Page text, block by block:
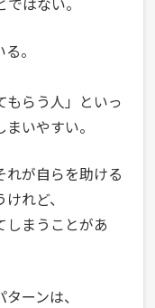
。
もらう人」といっ
いやすい。
れが自らを助ける
れど、
しまうことがあ
ーンは、